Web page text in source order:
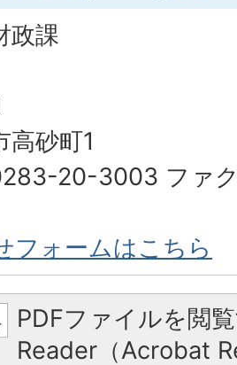
政課
高砂町1
20-3003 ファ
フォームはこちら
PDFファイルを閲
Reader（Acrobat